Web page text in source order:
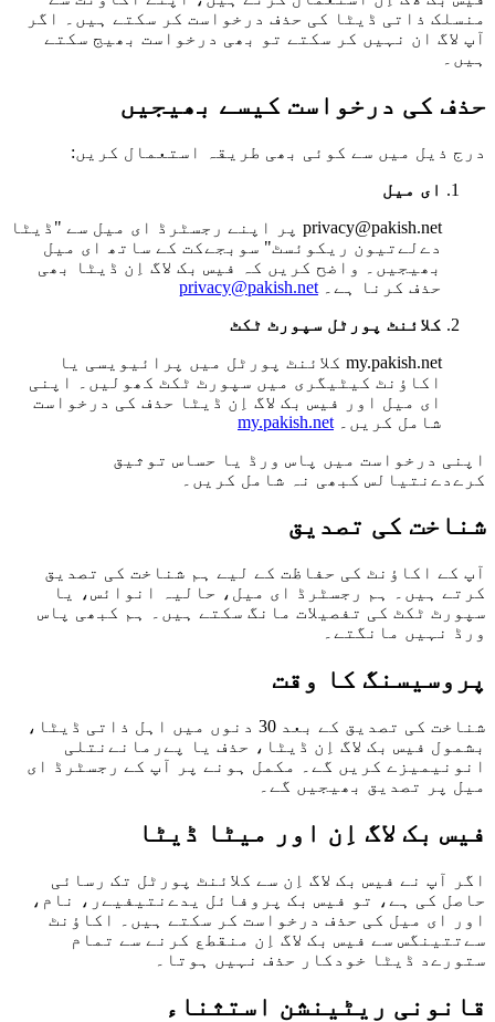
منسلک ذاتی ڈیٹا کی حذف درخواست کر سکتے ہیں۔ اگر
آپ لاگ ان نہیں کر سکتے تو بھی درخواست بھیج سکتے
ہیں۔
حذف کی درخواست کیسے بھیجیں
درج ذیل میں سے کوئی بھی طریقہ استعمال کریں:
ای میل
privacy@pakish.net پر اپنے رجسٹرڈ ای میل سے "ڈیٹا
دےلےتیون ریکوئسٹ" سوبجےکت کے ساتھ ای میل
بھیجیں۔ واضح کریں کہ فیس بک لاگ اِن ڈیٹا بھی
حذف کرنا ہے۔
privacy@pakish.net
کلائنٹ پورٹل سپورٹ ٹکٹ
my.pakish.net کلائنٹ پورٹل میں پرائیویسی یا
اکاؤنٹ کیٹیگری میں سپورٹ ٹکٹ کھولیں۔ اپنی
ای میل اور فیس بک لاگ اِن ڈیٹا حذف کی درخواست
شامل کریں۔
my.pakish.net
اپنی درخواست میں پاس ورڈ یا حساس توثیق
کرےدےنتیالس کبھی نہ شامل کریں۔
شناخت کی تصدیق
آپ کے اکاؤنٹ کی حفاظت کے لیے ہم شناخت کی تصدیق
کرتے ہیں۔ ہم رجسٹرڈ ای میل، حالیہ انوائس، یا
سپورٹ ٹکٹ کی تفصیلات مانگ سکتے ہیں۔ ہم کبھی پاس
ورڈ نہیں مانگتے۔
پروسیسنگ کا وقت
شناخت کی تصدیق کے بعد 30 دنوں میں اہل ذاتی ڈیٹا،
بشمول فیس بک لاگ اِن ڈیٹا، حذف یا پےرمانےنتلی
انونیمیزے کریں گے۔ مکمل ہونے پر آپ کے رجسٹرڈ ای
میل پر تصدیق بھیجیں گے۔
فیس بک لاگ اِن اور میٹا ڈیٹا
اگر آپ نے فیس بک لاگ اِن سے کلائنٹ پورٹل تک رسائی
حاصل کی ہے، تو فیس بک پروفائل یدےنتیفیےر، نام،
اور ای میل کی حذف درخواست کر سکتے ہیں۔ اکاؤنٹ
سےتتینگس سے فیس بک لاگ اِن منقطع کرنے سے تمام
ستورےد ڈیٹا خودکار حذف نہیں ہوتا۔
قانونی ریٹینشن استثناء